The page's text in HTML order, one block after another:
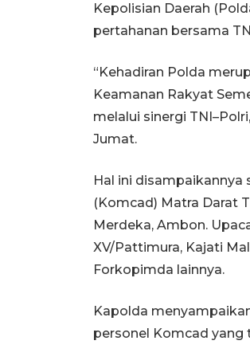
Kepolisian Daerah
pertahanan bersama
“Kehadiran Polda
Keamanan Rakyat
melalui sinergi
Jumat.
Hal ini
(Komcad) Matra Darat
Merdeka, Ambon.
XV/Pattimura, Kajati
Forkopimda lainnya.
Kapolda
personel Komcad yang